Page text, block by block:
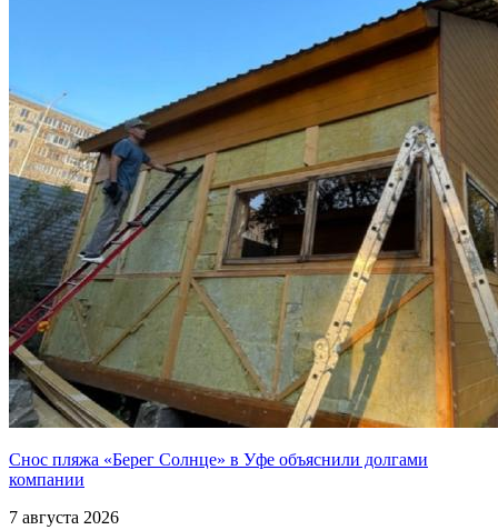
Снос пляжа «Берег Солнце» в Уфе объяснили долгами
компании
7 августа 2026